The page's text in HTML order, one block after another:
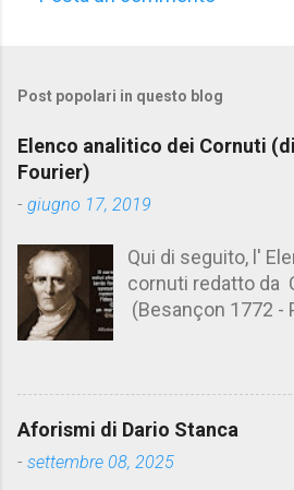
m
e
n
t
Post popolari in questo blog
Elenco analitico dei Cornuti
Fourier)
- giugno 17, 2019
Qui di seguito, l'
cornuti redatto da
(Besançon 1772 -
Aforismario trovi
cornuto
sua moglie tanto
Aforismi di Dario Stanca
- settembre 08, 2025